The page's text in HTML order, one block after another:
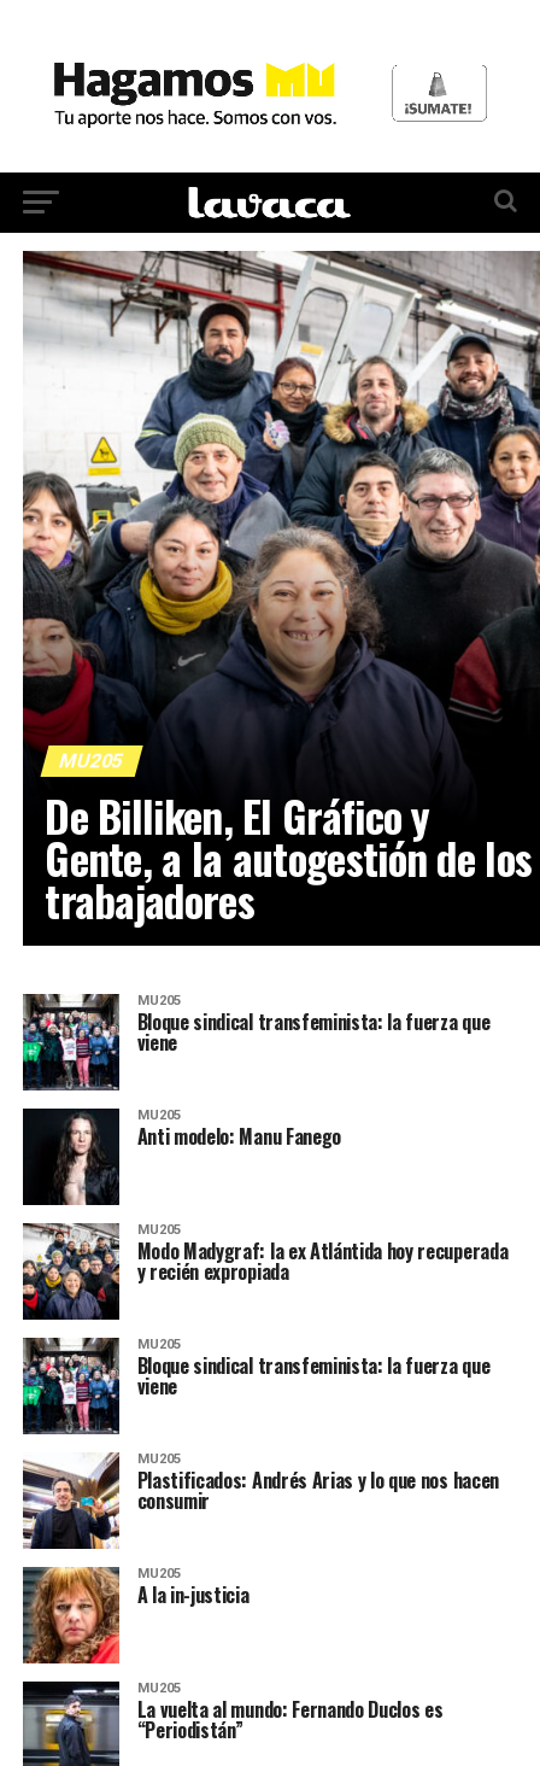
MU205
De Billiken, El Gráfico y
Gente, a la autogestión de los
trabajadores
MU205
Bloque sindical transfeminista: la fuerza que
viene
MU205
Anti modelo: Manu Fanego
MU205
Modo Madygraf: la ex Atlántida hoy recuperada
y recién expropiada
MU205
Bloque sindical transfeminista: la fuerza que
viene
MU205
Plastificados: Andrés Arias y lo que nos hacen
consumir
MU205
A la in-justicia
MU205
La vuelta al mundo: Fernando Duclos es
“Periodistán”